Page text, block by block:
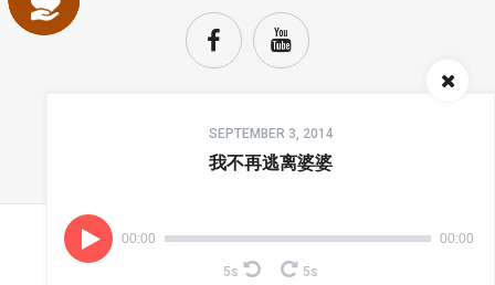
SEPTEMBER 3, 2014
我不再逃离婆婆
00:00 00:00
5s 5s
TOP